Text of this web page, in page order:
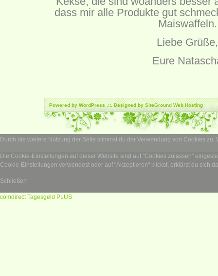
dass mir alle Produkte gut
Maiswaffeln.
Liebe Grüße,
Eure
Powered byWordPress.::. Designed by SiteGroundWeb Hosting
Durch die weitere Nutzung der Seite stimmst du der Verwendung von Cookies zu.
Die Cookie-Einstellungen auf dieser Website sind auf "Cookies zulassen"
Cookie-Einstellungen verwendest oder auf "Akzeptieren" klickst, erklärst du sich
Schließen
comdirect Tagesgeld PLUS